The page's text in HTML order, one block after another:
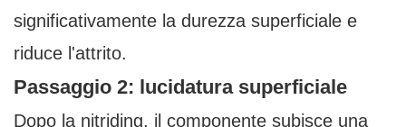
significativamente la durezza superficiale e
riduce l'attrito.
Passaggio 2: lucidatura superficiale
Dopo la nitriding, il componente subisce una